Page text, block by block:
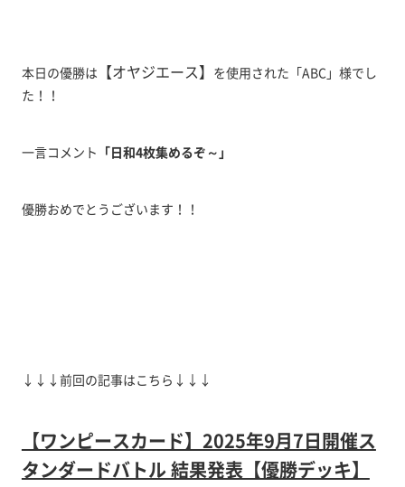
本日の優勝は 【オヤジエース】 を使用された「ABC」様でし
た！！
一言コメント 「日和4枚集めるぞ～ 」
優勝おめでとうございます！！
↓↓↓前回の記事はこちら↓↓↓
【ワンピースカード】2025年9月7日開催ス
タンダードバトル 結果発表【優勝デッキ】